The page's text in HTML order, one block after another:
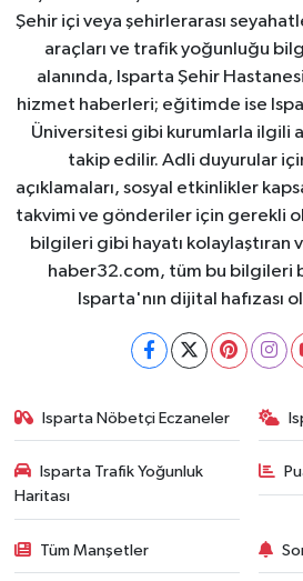
Şehir içi veya şehirlerarası
araçları ve trafik yoğunluğu
alanında, Isparta Şehir
hizmet haberleri; eğitimde ise
Üniversitesi gibi kurumlarla ilgili
takip edilir. Adli duyurular
açıklamaları, sosyal etkinlikler
takvimi ve gönderiler için gerekli
bilgileri gibi hayatı kolaylaştıran
haber32.com, tüm bu bilgileri
Isparta'nın dijital hafızası
Isparta Nöbetçi Eczaneler
Isparta Trafik Yoğunluk
Haritası
Tüm Manşetler